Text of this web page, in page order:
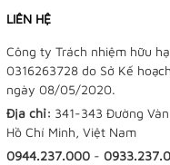
LIÊN HỆ
Công ty Trách nhiệm hữu
0316263728 do Sở Kế
ngày 08/05/2020.
Địa chỉ: 341-343 Đường
Hồ Chí Minh, Việt Nam
0944.237.000 -